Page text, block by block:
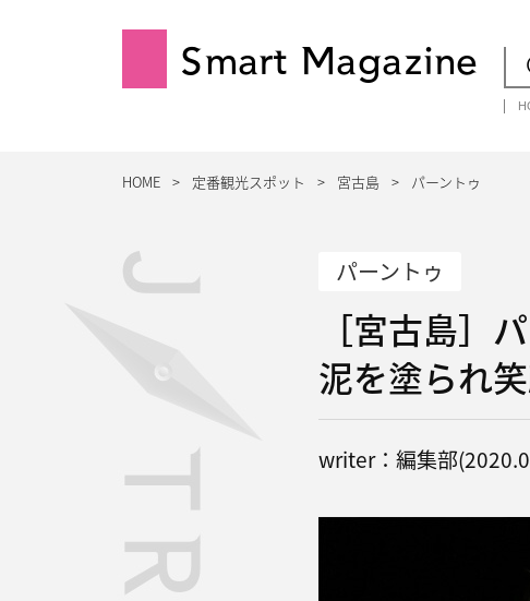
Smart Magazine
HOME 定番観光スポット 宮古島 パーントゥ
パーントゥ
［宮古島］
泥を塗られ
writer：編集部